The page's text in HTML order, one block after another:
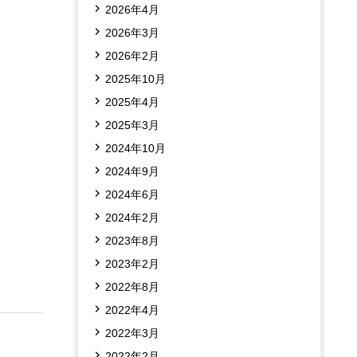
2026年4月
2026年3月
2026年2月
2025年10月
2025年4月
2025年3月
2024年10月
2024年9月
2024年6月
2024年2月
2023年8月
2023年2月
2022年8月
2022年4月
2022年3月